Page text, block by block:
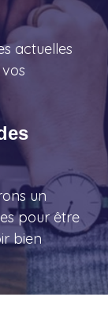
actuelles
un
pour être
bien